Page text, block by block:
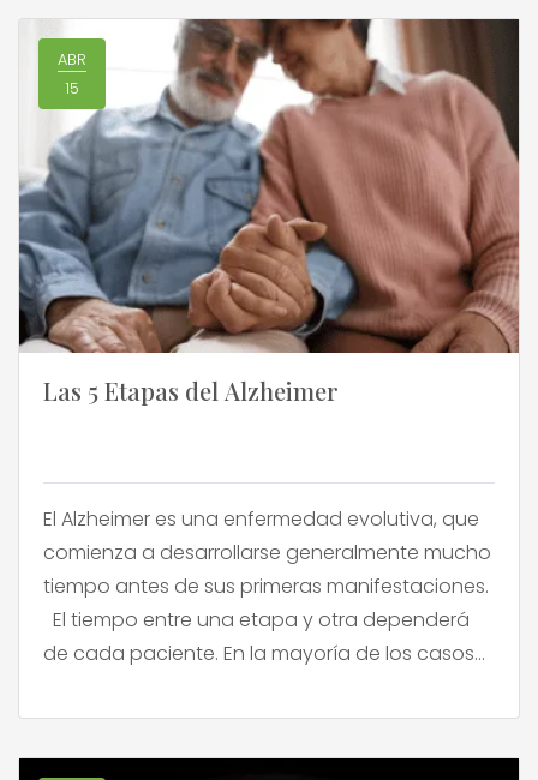
[…]
ABR
15
Las 5 Etapas del Alzheimer
El Alzheimer es una enfermedad evolutiva, que
comienza a desarrollarse generalmente mucho
tiempo antes de sus primeras manifestaciones.
El tiempo entre una etapa y otra dependerá
de cada paciente. En la mayoría de los casos
durar más de una década. Si bien no existe
una […]